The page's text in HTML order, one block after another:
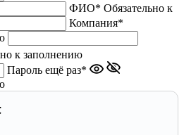
ФИО* Обязательно к
Компания*
к заполнению
Пароль ещё раз*